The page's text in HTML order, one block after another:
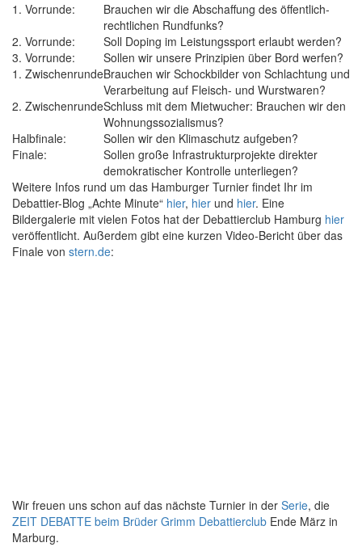
1. Vorrunde:
Brauchen wir die Abschaffung des öffentlich-
rechtlichen Rundfunks?
2. Vorrunde:
Soll Doping im Leistungssport erlaubt werden?
3. Vorrunde:
Sollen wir unsere Prinzipien über Bord werfen?
1. ZwischenrundeBrauchen wir Schockbilder von Schlachtung und
Verarbeitung auf Fleisch- und Wurstwaren?
2. ZwischenrundeSchluss mit dem Mietwucher: Brauchen wir den
Wohnungssozialismus?
Halbfinale:
Sollen wir den Klimaschutz aufgeben?
Finale:
Sollen große Infrastrukturprojekte direkter
demokratischer Kontrolle unterliegen?
Weitere Infos rund um das Hamburger Turnier findet Ihr im
Debattier-Blog „Achte Minute“ hier, hier und hier. Eine
Bildergalerie mit vielen Fotos hat der Debattierclub Hamburg hier
veröffentlicht. Außerdem gibt eine kurzen Video-Bericht über das
Finale von stern.de:
Wir freuen uns schon auf das nächste Turnier in der Serie, die
ZEIT DEBATTE beim Brüder Grimm Debattierclub Ende März in
Marburg.